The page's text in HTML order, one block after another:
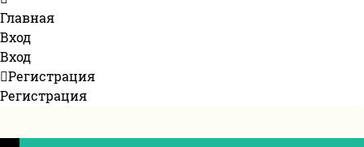
Главная
Вход
Вход
Регистрация
Регистрация